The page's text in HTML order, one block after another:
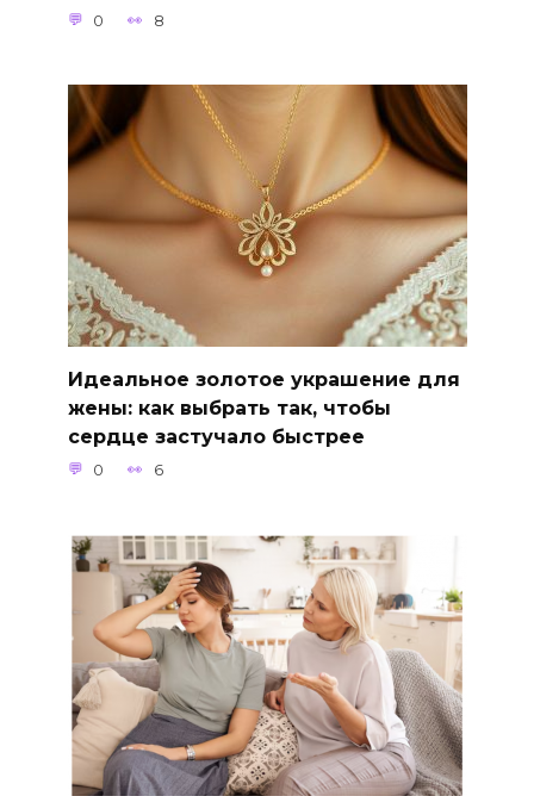
0 8
Идеальное золотое украшение для
жены: как выбрать так, чтобы
сердце застучало быстрее
0 6